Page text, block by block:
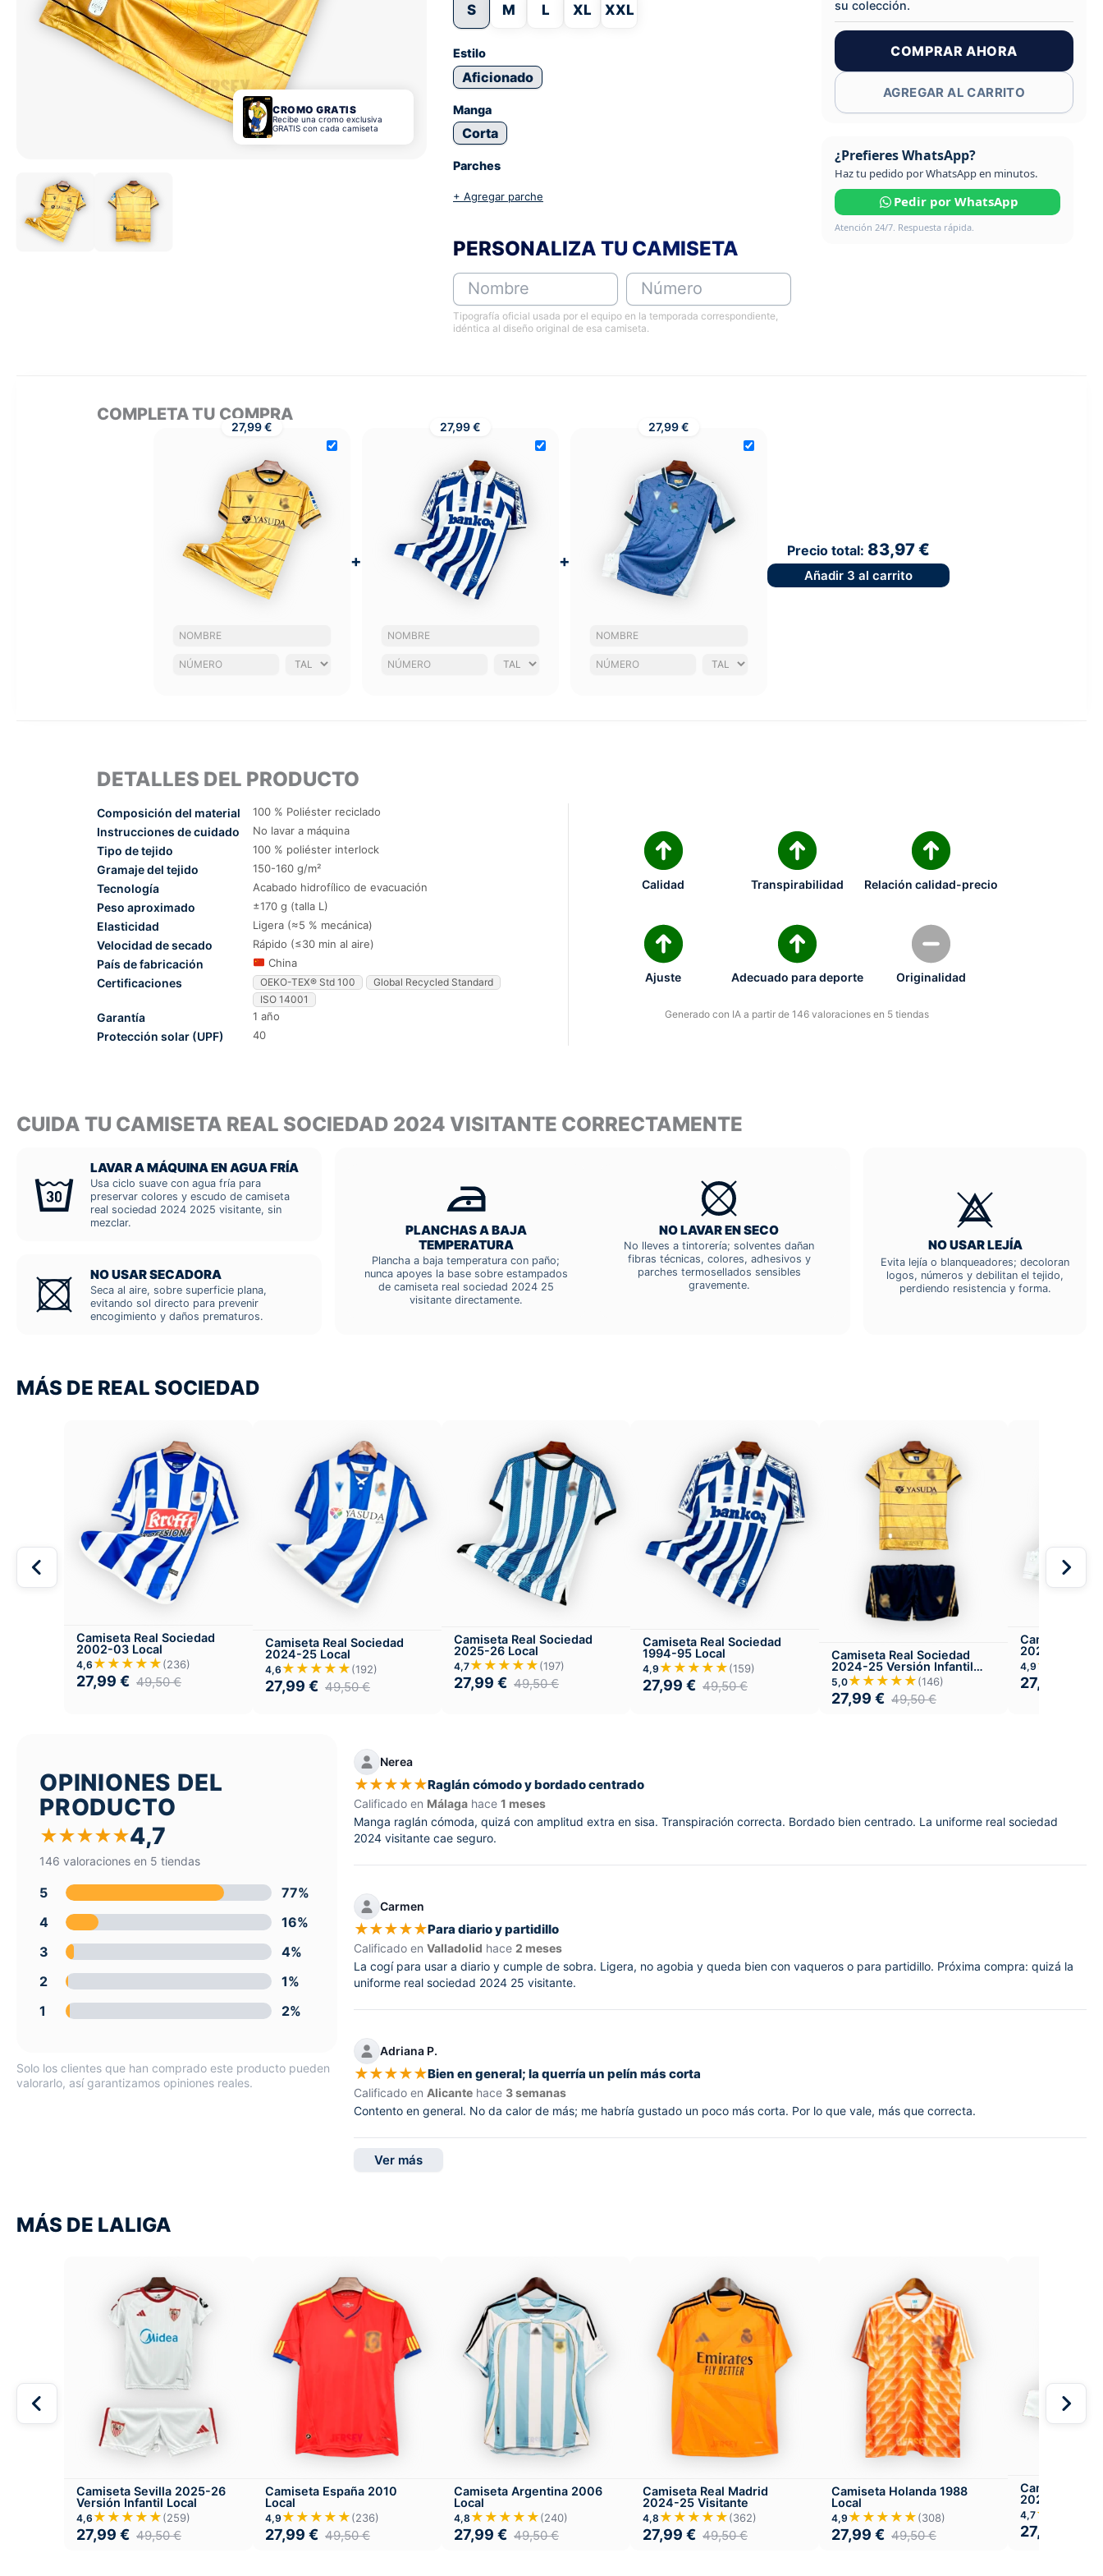
CROMO GRATIS
Recibe una cromo exclusiva
GRATIS con cada camiseta
S M L XL XXL
Estilo
Aficionado
Manga
Corta
Parches
+ Agregar parche
PERSONALIZA TU CAMISETA
Nombre Número
Tipografía oficial usada por el equipo en la temporada correspondiente,
idéntica al diseño original de esa camiseta.
su colección.
COMPRAR AHORA
AGREGAR AL CARRITO
¿Prefieres WhatsApp?
Haz tu pedido por WhatsApp en minutos.
Pedir por WhatsApp
Atención 24/7. Respuesta rápida.
COMPLETA TU COMPRA
27,99 €
+
27,99 €
+
27,99 €
Precio total: 83,97 €
Añadir 3 al carrito
DETALLES DEL PRODUCTO
Composición del material 100 % Poliéster reciclado
Instrucciones de cuidado No lavar a máquina
Tipo de tejido 100 % poliéster interlock
Gramaje del tejido 150-160 g/m²
Tecnología Acabado hidrofílico de evacuación
Peso aproximado ±170 g (talla L)
Elasticidad Ligera (≈5 % mecánica)
Velocidad de secado Rápido (≤30 min al aire)
País de fabricación China
Certificaciones OEKO-TEX® Std 100
Global Recycled Standard
ISO 14001
Garantía 1 año
Protección solar (UPF) 40
Calidad Transpirabilidad Relación calidad-precio
Ajuste Adecuado para deporte Originalidad
Generado con IA a partir de 146 valoraciones en 5 tiendas
CUIDA TU CAMISETA REAL SOCIEDAD 2024 VISITANTE CORRECTAMENTE
LAVAR A MÁQUINA EN AGUA FRÍA
Usa ciclo suave con agua fría para
preservar colores y escudo de camiseta
real sociedad 2024 2025 visitante, sin
mezclar.
NO USAR SECADORA
Seca al aire, sobre superficie plana,
evitando sol directo para prevenir
encogimiento y daños prematuros.
PLANCHAS A BAJA
TEMPERATURA
Plancha a baja temperatura con paño;
nunca apoyes la base sobre estampados
de camiseta real sociedad 2024 25
visitante directamente.
NO LAVAR EN SECO
No lleves a tintorería; solventes dañan
fibras técnicas, colores, adhesivos y
parches termosellados sensibles
gravemente.
NO USAR LEJÍA
Evita lejía o blanqueadores; decoloran
logos, números y debilitan el tejido,
perdiendo resistencia y forma.
MÁS DE REAL SOCIEDAD
Camiseta Real Sociedad
2002-03 Local
4,6 ★★★★★(236)
27,99 € 49,50€
Camiseta Real Sociedad
2024-25 Local
4,6 ★★★★★(192)
27,99 € 49,50€
Camiseta Real Sociedad
2025-26 Local
4,7★★★★★(197)
27,99 € 49,50€
Camiseta Real Sociedad
1994-95 Local
4,9 ★★★★★(159)
27,99 € 49,50€
Camiseta Real Sociedad
2024-25 Versión Infantil
Visitante
5,0★★★★★(146)
27,99 € 49,50€
Camiseta
2025-26
4,9
27,99
OPINIONES DEL
PRODUCTO
★★★★★4,7
146 valoraciones en 5 tiendas
5
77%
4
16%
3
4%
2
1%
1
2%
Solo los clientes que han comprado este producto pueden
valorarlo, así garantizamos opiniones reales.
Nerea
★★★★★Raglán cómodo y bordado centrado
Calificado en Málaga hace1 meses
Manga raglán cómoda, quizá con amplitud extra en sisa. Transpiración correcta. Bordado bien centrado. La uniforme real sociedad
2024 visitante cae seguro.
Carmen
★★★★★Para diario y partidillo
Calificado enValladolid hace2 meses
La cogí para usar a diario y cumple de sobra. Ligera, no agobia y queda bien con vaqueros o para partidillo. Próxima compra: quizá la
uniforme real sociedad 2024 25 visitante.
Adriana P.
★★★★★Bien en general; la querría un pelín más corta
Calificado en Alicante hace 3 semanas
Contento en general. No da calor de más; me habría gustado un poco más corta. Por lo que vale, más que correcta.
Ver más
MÁS DE LALIGA
Camiseta Sevilla 2025-26
Versión Infantil Local
4,6 ★★★★★(259)
27,99 € 49,50€
Camiseta España 2010
Local
4,9 ★★★★★(236)
27,99 € 49,50€
Camiseta Argentina 2006
Local
4,8 ★★★★★(240)
27,99 € 49,50€
Camiseta Real Madrid
2024-25 Visitante
4,8 ★★★★★(362)
27,99 € 49,50€
Camiseta Holanda 1988
Local
4,9 ★★★★★(308)
27,99 € 49,50€
Camiseta
2025-26
4,7
27,99